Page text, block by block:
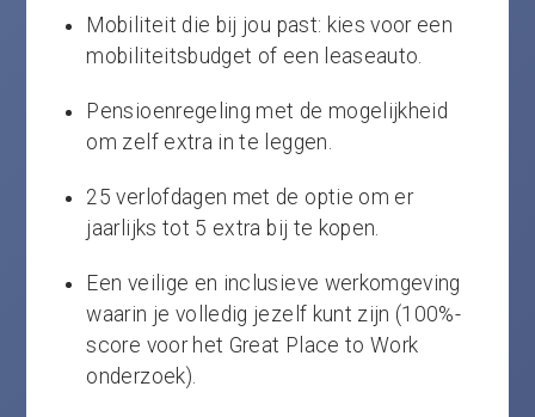
Mobiliteit die bij jou past: kies voor een
mobiliteitsbudget of een leaseauto.
Pensioenregeling met de mogelijkheid
om zelf extra in te leggen.
25 verlofdagen met de optie om er
jaarlijks tot 5 extra bij te kopen.
Een veilige en inclusieve werkomgeving
waarin je volledig jezelf kunt zijn (100%-
score voor het Great Place to Work
onderzoek).